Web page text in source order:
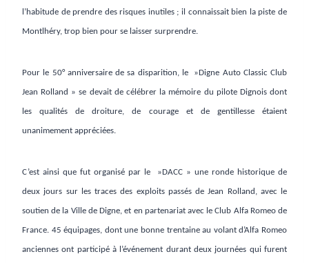
l’habitude de prendre des risques inutiles ; il connaissait bien la piste de
Montlhéry, trop bien pour se laisser surprendre.
Pour le 50° anniversaire de sa disparition, le »Digne Auto Classic Club
Jean Rolland » se devait de célébrer la mémoire du pilote Dignois dont
les qualités de droiture, de courage et de gentillesse étaient
unanimement appréciées.
C’est ainsi que fut organisé par le »DACC » une ronde historique de
deux jours sur les traces des exploits passés de Jean Rolland, avec le
soutien de la Ville de Digne, et en partenariat avec le Club Alfa Romeo de
France. 45 équipages, dont une bonne trentaine au volant d’Alfa Romeo
anciennes ont participé à l’événement durant deux journées qui furent